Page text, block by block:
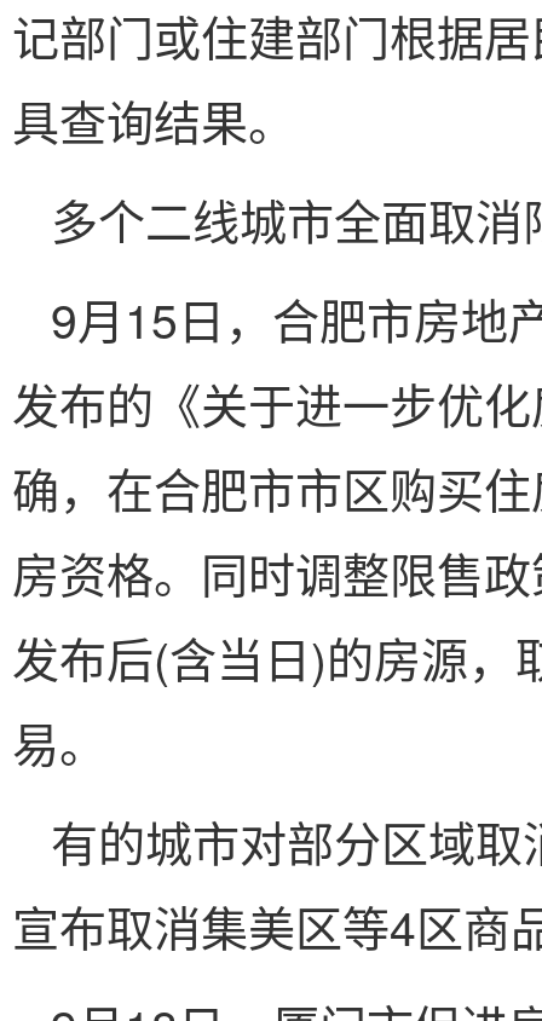
记部门或住建部门根据
具查询结果。
多个二线城市全面取
9月15日，合肥市房地
发布的《关于进一步优
确，在合肥市市区购买
房资格。同时调整限售
发布后(含当日)的房源，
易。
有的城市对部分区域
宣布取消集美区等4区商